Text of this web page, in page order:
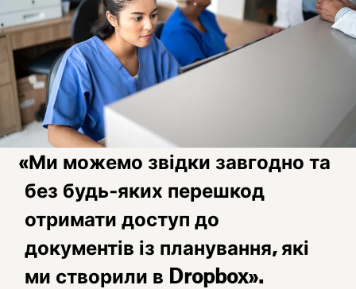
«Ми можемо звідки завгодно та
без будь‑яких перешкод
отримати доступ до
документів із планування, які
ми створили в Dropbox».